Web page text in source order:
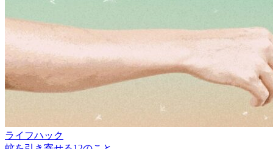
ライフハック